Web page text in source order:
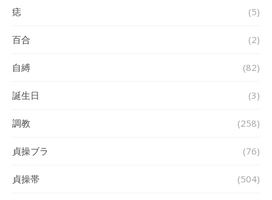
痣 (5)
百合 (2)
自縛 (82)
誕生日 (3)
調教 (258)
貞操ブラ (76)
貞操帯 (504)